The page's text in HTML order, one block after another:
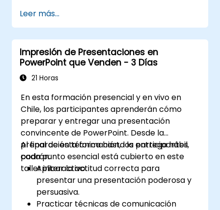
comunicación asertiva, influencia entre pares
y capacidad de narración científica en
entornos médicos de alto riesgo.
Leer más...
Impresión de Presentaciones en
PowerPoint que Venden - 3 Días
21 Horas
En esta formación presencial y en vivo en
Chile, los participantes aprenderán cómo
preparar y entregar una presentación
convincente de PowerPoint. Desde la
preparación técnica hasta la entrega hábil,
cada punto esencial está cubierto en este
taller interactivo.
Al final de esta formación, los participantes
podrán:
Aplicar la actitud correcta para
presentar una presentación poderosa y
persuasiva.
Practicar técnicas de comunicación